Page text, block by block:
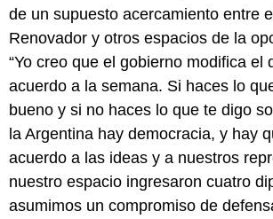
de un supuesto acercamiento entre
Renovador y otros espacios de la
“Yo creo que el gobierno modifica el
acuerdo a la semana. Si haces lo
bueno y si no haces lo que te digo
la Argentina hay democracia, y hay
acuerdo a las ideas y a nuestros
nuestro espacio ingresaron cuatro
asumimos un compromiso de